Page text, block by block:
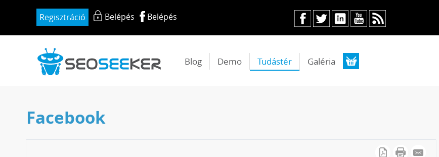
Regisztráció Belépés Belépés
Blog Demo Tudástér Galéria
Facebook